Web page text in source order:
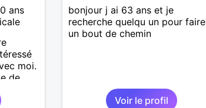
ans
moi.
de
bonjour j ai 63 ans et je
recherche quelqu un pour faire
un bout de chemin
Voir le profil